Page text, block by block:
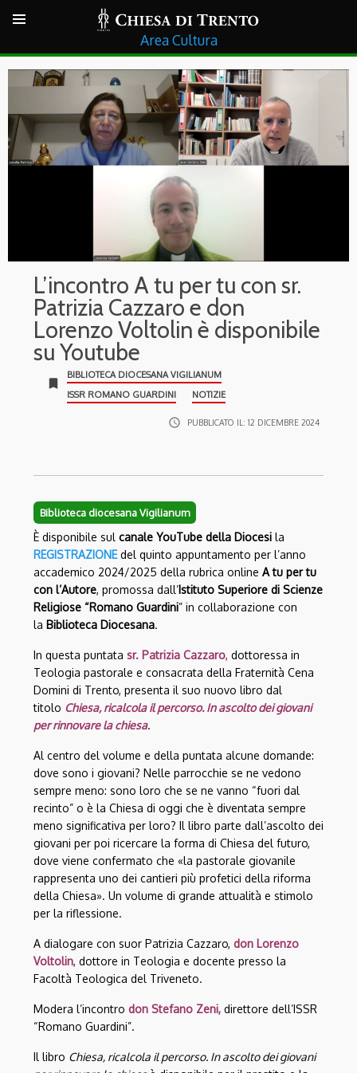
Cultura
L’incontro A tu per tu con sr.
Patrizia Cazzaro e don
Lorenzo Voltolin è disponibile
su Youtube
bookmark
BIBLIOTECA DIOCESANA VIGILIANUM
ISSR ROMANO GUARDINI
NOTIZIE
access_time PUBBLICATO IL: 12 DICEMBRE 2024
Biblioteca diocesana Vigilianum
È disponibile sul canale YouTube della Diocesi la
REGISTRAZIONEdel quinto appuntamento per l’anno
accademico 2024/2025 della rubrica online A tu per tu
con l’Autore, promossa dall’Istituto Superiore di Scienze
Religiose “Romano Guardini” in collaborazione con
la Biblioteca Diocesana.
In questa puntata sr. Patrizia Cazzaro, dottoressa in
Teologia pastorale e consacrata della Fraternità Cena
Domini di Trento, presenta il suo nuovo libro dal
titolo Chiesa, ricalcola il percorso. In ascolto dei giovani
per rinnovare la chiesa.
Al centro del volume e della puntata alcune domande:
dove sono i giovani? Nelle parrocchie se ne vedono
sempre meno: sono loro che se ne vanno “fuori dal
recinto” o è la Chiesa di oggi che è diventata sempre
meno significativa per loro? Il libro parte dall’ascolto dei
giovani per poi ricercare la forma di Chiesa del futuro,
dove viene confermato che «la pastorale giovanile
rappresenta uno dei cantieri più profetici della riforma
della Chiesa». Un volume di grande attualità e stimolo
per la riflessione.
A dialogare con suor Patrizia Cazzaro, don Lorenzo
Voltolin, dottore in Teologia e docente presso la
Facoltà Teologica del Triveneto.
Modera l’incontro don Stefano Zeni, direttore dell’ISSR
“Romano Guardini”.
Il libro Chiesa, ricalcola il percorso. In ascolto dei giovani